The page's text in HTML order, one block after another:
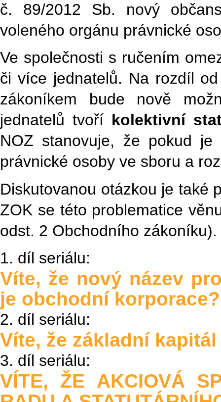
č. 89/2012 Sb. nový
voleného orgánu právnické
Ve společnosti s ručením
či více jednatelů. Na rozdíl
zákoníkem bude nově
jednatelů tvoří kolektivní
NOZ stanovuje, že pokud je
právnické osoby ve sboru a
Diskutovanou otázkou je také
ZOK se této problematice
odst. 2 Obchodního zákoníku).
1. díl seriálu:
Víte, že nový název
je obchodní korporace?
2. díl seriálu:
Víte, že základní
3. díl seriálu:
VÍTE, ŽE AKCIOVÁ